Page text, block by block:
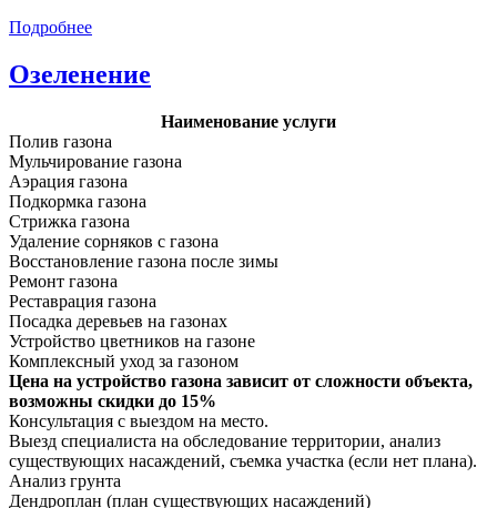
Подробнее
Озеленение
Наименование услуги
Полив газона
Мульчирование газона
Аэрация газона
Подкормка газона
Стрижка газона
Удаление сорняков с газона
Восстановление газона после зимы
Ремонт газона
Реставрация газона
Посадка деревьев на газонах
Устройство цветников на газоне
Комплексный уход за газоном
Цена на устройство газона зависит от сложности объекта,
возможны скидки до 15%
Консультация с выездом на место.
Выезд специалиста на обследование территории, анализ
существующих насаждений, съемка участка (если нет плана).
Анализ грунта
Дендроплан (план существующих насаждений)